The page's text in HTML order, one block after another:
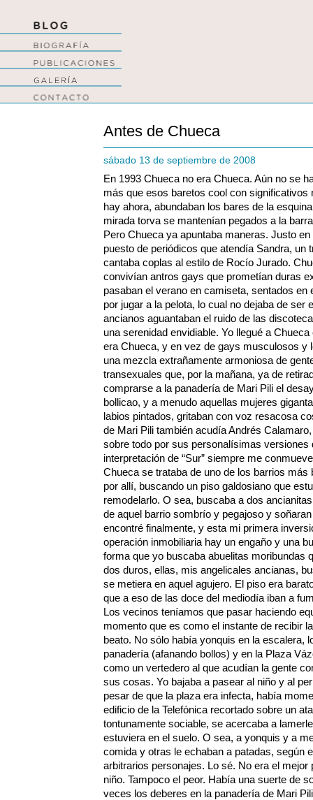
Antes de Chueca
sábado 13 de septiembre de 2008
En 1993 Chueca no era Chueca. Aún no se
más que esos baretos cool con
hay ahora, abundaban los bares de la
mirada torva se mantenían pegados a la
Pero Chueca ya apuntaba maneras. Justo
puesto de periódicos que atendía Sandra, un
cantaba coplas al estilo de Rocío Jurado.
convivían antros gays que prometían duras
pasaban el verano en camiseta, sentados en
por jugar a la pelota, lo cual no dejaba de ser
ancianos aguantaban el ruido de las
una serenidad envidiable. Yo llegué a
era Chueca, y en vez de gays musculosos y
una mezcla extrañamente armoniosa de
transexuales que, por la mañana, ya de
comprarse a la panadería de Mari Pili el
bollicao, y a menudo aquellas mujeres
labios pintados, gritaban con voz resacosa
de Mari Pili también acudía Andrés
sobre todo por sus personalísimas versiones
interpretación de “Sur” siempre me
Chueca se trataba de uno de los barrios más
por allí, buscando un piso galdosiano que
remodelarlo. O sea, buscaba a dos
de aquel barrio sombrío y pegajoso y
encontré finalmente, y esta mi primera
operación inmobiliaria hay un engaño y una
forma que yo buscaba abuelitas moribundas
dos duros, ellas, mis angelicales ancianas,
se metiera en aquel agujero. El piso era
que a eso de las doce del mediodía iban a
Los vecinos teníamos que pasar haciendo
momento que es como el instante de recibir
beato. No sólo había yonquis en la escalera,
panadería (afanando bollos) y en la Plaza
como un vertedero al que acudían la gente
sus cosas. Yo bajaba a pasear al niño y al
pesar de que la plaza era infecta, había
edificio de la Telefónica recortado sobre un
tontunamente sociable, se acercaba a
estuviera en el suelo. O sea, a yonquis y a
comida y otras le echaban a patadas, según
arbitrarios personajes. Lo sé. No era el mejor
niño. Tampoco el peor. Había una suerte de
veces los deberes en la panadería de Mari